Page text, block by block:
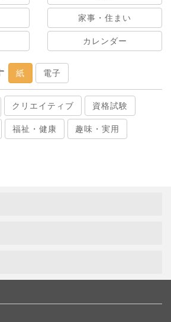
家事・住まい
カレンダー
紙 電子
クリエイティブ 資格試験
福祉・健康 趣味・実用